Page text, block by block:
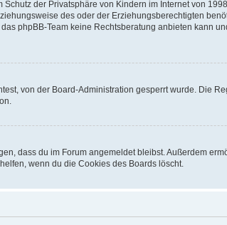
der Privatsphäre von Kindern im Internet von
des oder der Erziehungsberechtigten
phpBB-Team keine Rechtsberatung anbieten kann
von der Board-Administration gesperrt wurde. Die
dass du im Forum angemeldet bleibst. Außerdem
wenn du die Cookies des Boards löscht.